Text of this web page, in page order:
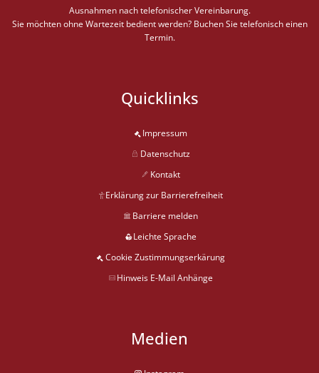
Ausnahmen nach telefonischer Vereinbarung.
Sie möchten ohne Wartezeit bedient werden? Buchen Sie telefonisch einen
Termin.
Quicklinks
Impressum
Datenschutz
Kontakt
Erklärung zur Barrierefreiheit
Barriere melden
Leichte Sprache
Cookie Zustimmungserkärung
Hinweis E-Mail Anhänge
Medien